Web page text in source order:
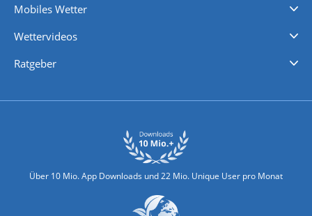
Mobiles Wetter
Wettervideos
Ratgeber
Über 10 Mio. App Downloads und 22 Mio. Unique User pro Monat